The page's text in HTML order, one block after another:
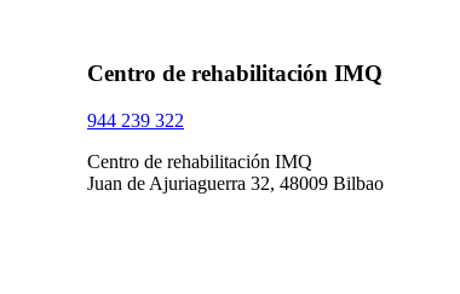
Centro de rehabilitación IMQ
944 239 322
Centro de rehabilitación IMQ
Juan de Ajuriaguerra 32, 48009 Bilbao